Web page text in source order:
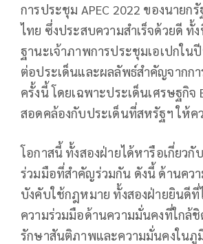
การประชุม APEC 2022 ของนายก
ไทย ซึ่งประสบความสำเร็จด้วยดี ทั้
ฐานะเจ้าภาพการประชุมเอเปกใ
ต่อประเด็นและผลลัพธ์สำคัญจากก
ครั้งนี้ โดยเฉพาะประเด็นเศรษฐกิจ
สอดคล้องกับประเด็นที่สหรัฐฯ ให้ค
โอกาสนี้ ทั้งสองฝ่ายได้หารือเกี่ยวกั
ร่วมมือที่สำคัญร่วมกัน ดังนี้ ด้านคว
บังคับใช้กฎหมาย ทั้งสองฝ่ายยินดี
ความร่วมมือด้านความมั่นคงที่ใกล้
รักษาสันติภาพและความมั่นคงในภู